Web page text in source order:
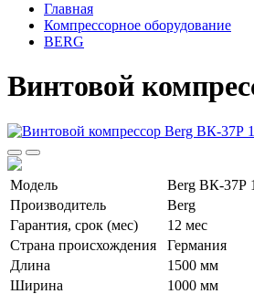
Главная
Компрессорное оборудование
BERG
Винтовой
Модель
Berg ВК-37Р
Производитель
Berg
Гарантия, срок (мес)
12 мес
Страна происхождения
Германия
Длина
1500 мм
Ширина
1000 мм